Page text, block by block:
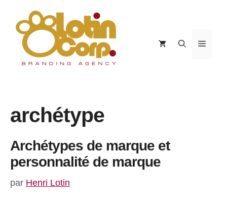
contenu
Menu
archétype
Archétypes de marque et
personnalité de marque
par Henri Lotin